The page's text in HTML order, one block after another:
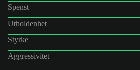
Spenst
Utholdenhet
Styrke
Aggressivitet